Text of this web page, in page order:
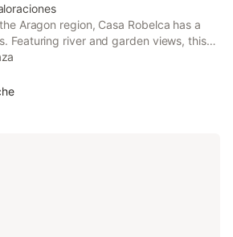
Aragon region, Casa Robelca has a
Featuring river and garden views, this
WiFi. The property is non-smoking
Parque Nacional de Ordesa.